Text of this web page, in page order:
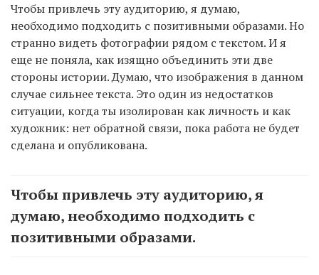
Чтобы привлечь эту аудиторию, я думаю,
необходимо подходить с позитивными образами. Но
странно видеть фотографии рядом с текстом. И я
еще не поняла, как изящно объединить эти две
стороны истории. Думаю, что изображения в данном
случае сильнее текста. Это один из недостатков
ситуации, когда ты изолирован как личность и как
художник: нет обратной связи, пока работа не будет
сделана и опубликована.
Чтобы привлечь эту аудиторию, я
думаю, необходимо подходить с
позитивными образами.